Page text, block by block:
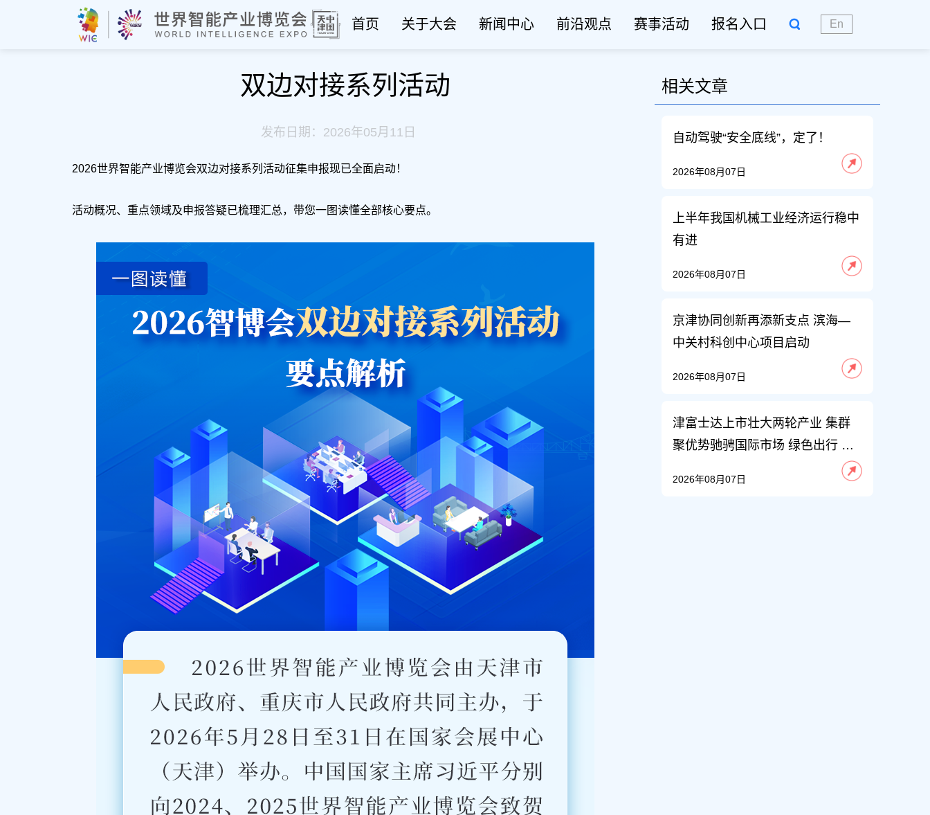
首页 关于大会 新闻中心 前沿观点 赛事活动 报名入口 En
双边对接系列活动
发布日期：2026年05月11日
2026世界智能产业博览会双边对接系列活动征集申报现已全面启动！
活动概况、重点领域及申报答疑已梳理汇总，带您一图读懂全部核心要点。
相关文章
自动驾驶“安全底线”，定了！
2026年08月07日
上半年我国机械工业经济运行稳中
有进
2026年08月07日
京津协同创新再添新支点 滨海—
中关村科创中心项目启动
2026年08月07日
津富士达上市壮大两轮产业 集群
聚优势驰骋国际市场 绿色出行 天
2026年08月07日